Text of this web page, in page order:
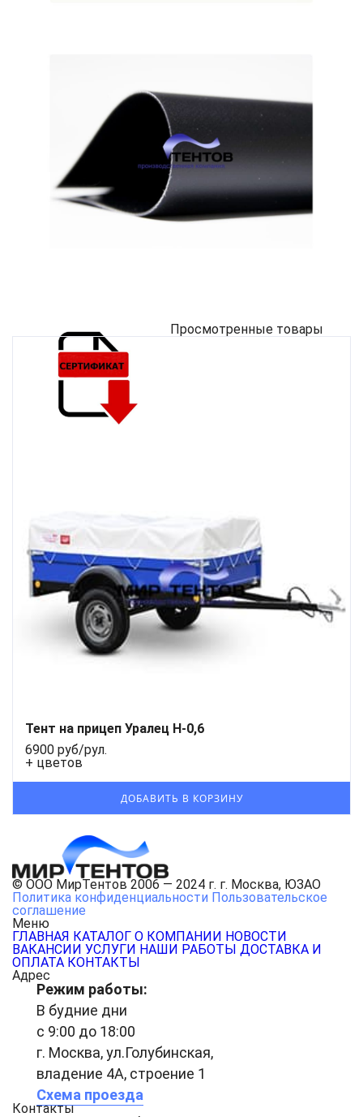
Просмотренные товары
Тент на прицеп Уралец H-0,6
6900 руб/рул.
+ цветов
© ООО МирТентов 2006 — 2024 г. г. Москва, ЮЗАО
Политика конфиденциальности Пользовательское
соглашение
Меню
ГЛАВНАЯ КАТАЛОГ О КОМПАНИИ НОВОСТИ
ВАКАНСИИ УСЛУГИ НАШИ РАБОТЫ ДОСТАВКА И
ОПЛАТА КОНТАКТЫ
Адрес
Режим работы:
В будние дни
с 9:00 до 18:00
г. Москва, ул.Голубинская,
владение 4А, строение 1
Схема проезда
Контакты